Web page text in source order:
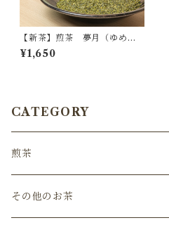
【新茶】煎茶 夢月（ゆめの
つき）/深蒸し掛川茶
¥1,650
CATEGORY
煎茶
その他のお茶